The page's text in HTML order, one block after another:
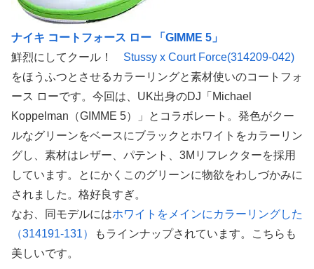
ナイキ コートフォース ロー 「GIMME 5」
鮮烈にしてクール！ Stussy x Court Force(314209-042)
をほうふつとさせるカラーリングと素材使いのコートフォ
ース ローです。今回は、UK出身のDJ「Michael
Koppelman（GIMME 5）」とコラボレート。発色がクー
ルなグリーンをベースにブラックとホワイトをカラーリン
グし、素材はレザー、パテント、3Mリフレクターを採用
しています。とにかくこのグリーンに物欲をわしづかみに
されました。格好良すぎ。
なお、同モデルにはホワイトをメインにカラーリングした
（314191-131）
もラインナップされています。こちらも
美しいです。